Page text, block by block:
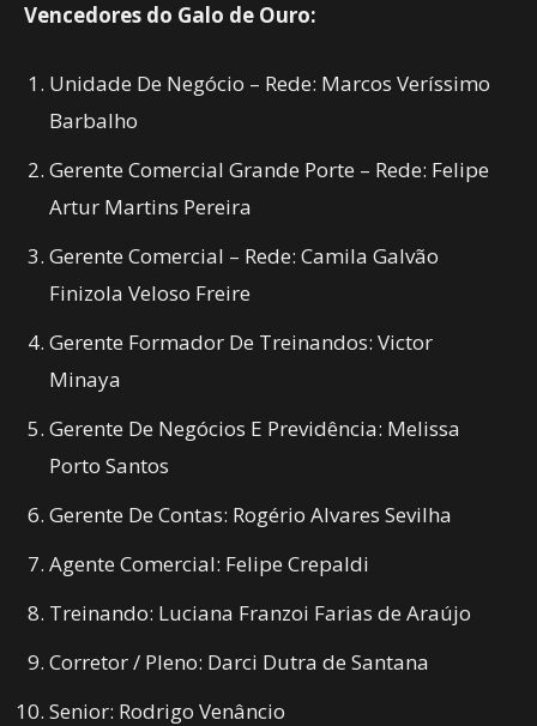
Vencedores do Galo de Ouro:
Unidade De Negócio – Rede: Marcos Veríssimo
Barbalho
Gerente Comercial Grande Porte – Rede: Felipe
Artur Martins Pereira
Gerente Comercial – Rede: Camila Galvão
Finizola Veloso Freire
Gerente Formador De Treinandos: Victor
Minaya
Gerente De Negócios E Previdência: Melissa
Porto Santos
Gerente De Contas: Rogério Alvares Sevilha
Agente Comercial: Felipe Crepaldi
Treinando: Luciana Franzoi Farias de Araújo
Corretor / Pleno: Darci Dutra de Santana
Senior: Rodrigo Venâncio